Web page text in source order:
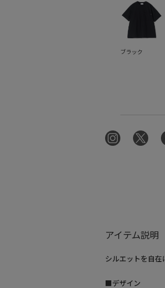
ブラック
アイテム説明
シルエットを自在
■デザイン